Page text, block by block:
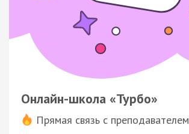
Онлайн-школа «Турбо»
Прямая связь с преподавателем